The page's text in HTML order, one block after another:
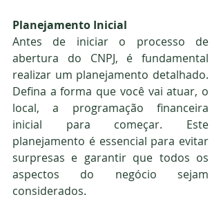
Planejamento Inicial
Antes de iniciar o processo de
abertura do CNPJ, é fundamental
realizar um planejamento detalhado.
Defina a forma que você vai atuar, o
local, a programação financeira
inicial para começar. Este
planejamento é essencial para evitar
surpresas e garantir que todos os
aspectos do negócio sejam
considerados.